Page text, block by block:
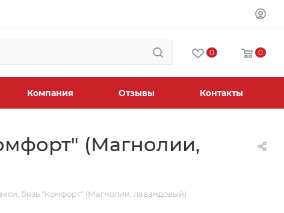
0 0
Компания Отзывы Контакты
(Магнолии,
бязь "Комфорт" (Магнолии, лавандовый)